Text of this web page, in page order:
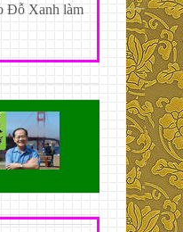
Đỗ Xanh làm